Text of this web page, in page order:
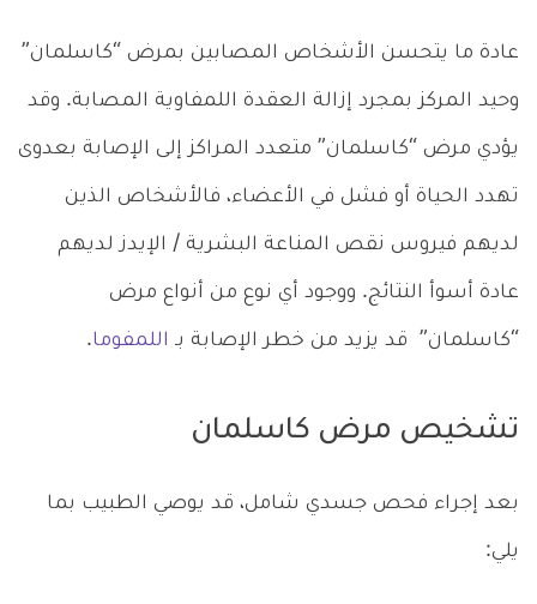
عادة ما يتحسن الأشخاص المصابين بمرض “كاسلمان”
وحيد المركز بمجرد إزالة العقدة اللمفاوية المصابة. وقد
يؤدي مرض “كاسلمان” متعدد المراكز إلى الإصابة بعدوى
تهدد الحياة أو فشل في الأعضاء، فالأشخاص الذين
لديهم فيروس نقص المناعة البشرية / الإيدز لديهم
عادة أسوأ النتائج. ووجود أي نوع من أنواع مرض
“كاسلمان” قد يزيد من خطر الإصابة بـ اللمفوما.
تشخيص مرض كاسلمان
بعد إجراء فحص جسدي شامل، قد يوصي الطبيب بما
يلي: